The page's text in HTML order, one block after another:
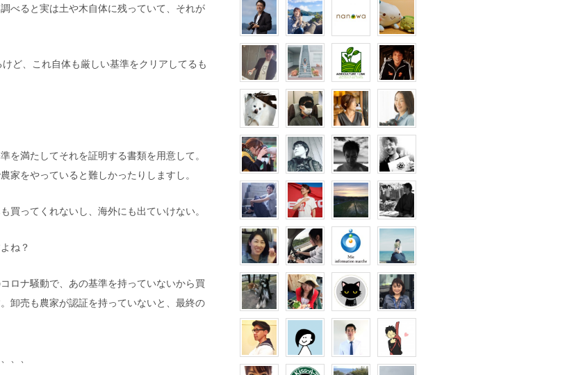
べると実は土や木自体に残っていて、それが
ど、これ自体も厳しい基準をクリアしてるも
満たしてそれを証明する書類を用意して。
家をやっていると難しかったりしますし。
買ってくれないし、海外にも出ていけない。
ね？
ロナ騒動で、あの基準を持っていないから買
卸売も農家が認証を持っていないと、最終の
、、